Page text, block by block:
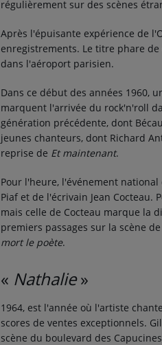
régulièrement sur des scènes
Après l'épuisante expérience de
enregistrements. Le titre phare
dans l'aéroport parisien.
Dans ce début des années 1960,
marquent l'arrivée du rock'n'roll
génération précédente, dont
jeunes chanteurs, dont Richard
reprise de Et maintenant.
Pour l'heure, l'événement
Piaf et de l'écrivain Jean Cocteau.
mais celle de Cocteau marque la
premiers passages sur la scène
mort le poète.
« Nathalie»
1964, est l'année où l'artiste chante
scores de ventes exceptionnels.
scène du boulevard des